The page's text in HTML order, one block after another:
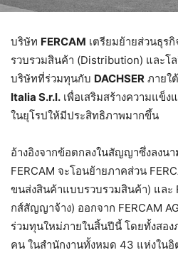
บริษัท FERCAM เตรียมย้ายส่วนธุร
รวบรวมสินค้า (Distribution) และโ
บริษัทที่ร่วมทุนกับ DACHSER ภายใ
Italia S.r.l. เพื่อเสริมสร้างความแข็ง
ในยุโรปให้มีประสิทธิภาพมากขึ้น
อ้างอิงจากข้อตกลงในสัญญาซึ่งลงน
FERCAM จะโอนย้ายภาคส่วน
ขนส่งสินค้าแบบรวบรวมสินค้า) และ
กส์สัญญาจ้าง) ออกจาก FERCAM
ร่วมทุนใหม่ภายในสิ้นปีนี้ โดยทั้งสอ
คน ในสำนักงานทั้งหมด 43 แห่งในอิ